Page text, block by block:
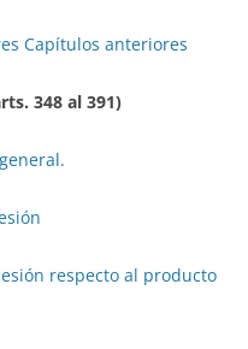
Capítulos anteriores
348 al 391)
respecto al producto